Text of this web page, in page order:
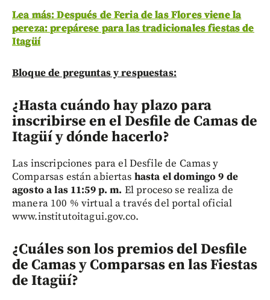
Lea más: Después de Feria de las Flores viene la
pereza: prepárese para las tradicionales fiestas de
Itagüí
Bloque de preguntas y respuestas:
¿Hasta cuándo hay plazo para
inscribirse en el Desfile de Camas de
Itagüí y dónde hacerlo?
Las inscripciones para el Desfile de Camas y
Comparsas están abiertas hasta el domingo 9 de
agosto a las 11:59 p. m. El proceso se realiza de
manera 100 % virtual a través del portal oficial
www.institutoitagui.gov.co.
¿Cuáles son los premios del Desfile
de Camas y Comparsas en las Fiestas
de Itagüí?